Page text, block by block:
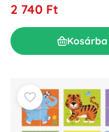
2 740 Ft
Kosárba